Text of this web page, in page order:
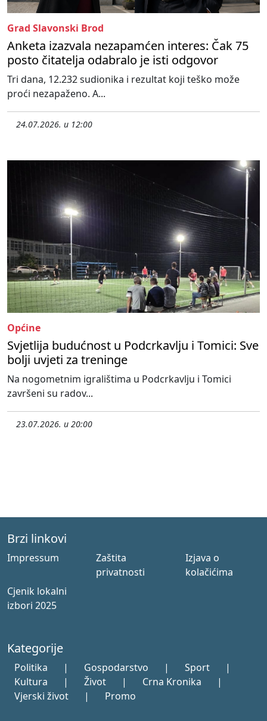
Grad Slavonski Brod
Anketa izazvala nezapamćen interes: Čak 75
posto čitatelja odabralo je isti odgovor
Tri dana, 12.232 sudionika i rezultat koji teško može
proći nezapaženo. A...
24.07.2026. u 12:00
Općine
Svjetlija budućnost u Podcrkavlju i Tomici: Sve
bolji uvjeti za treninge
Na nogometnim igralištima u Podcrkavlju i Tomici
završeni su radov...
23.07.2026. u 20:00
Brzi linkovi
Impressum
Zaštita
privatnosti
Izjava o
kolačićima
Cjenik lokalni
izbori 2025
Kategorije
Politika | Gospodarstvo | Sport
|
Kultura
| Život | Crna Kronika
|
Vjerski život
| Promo